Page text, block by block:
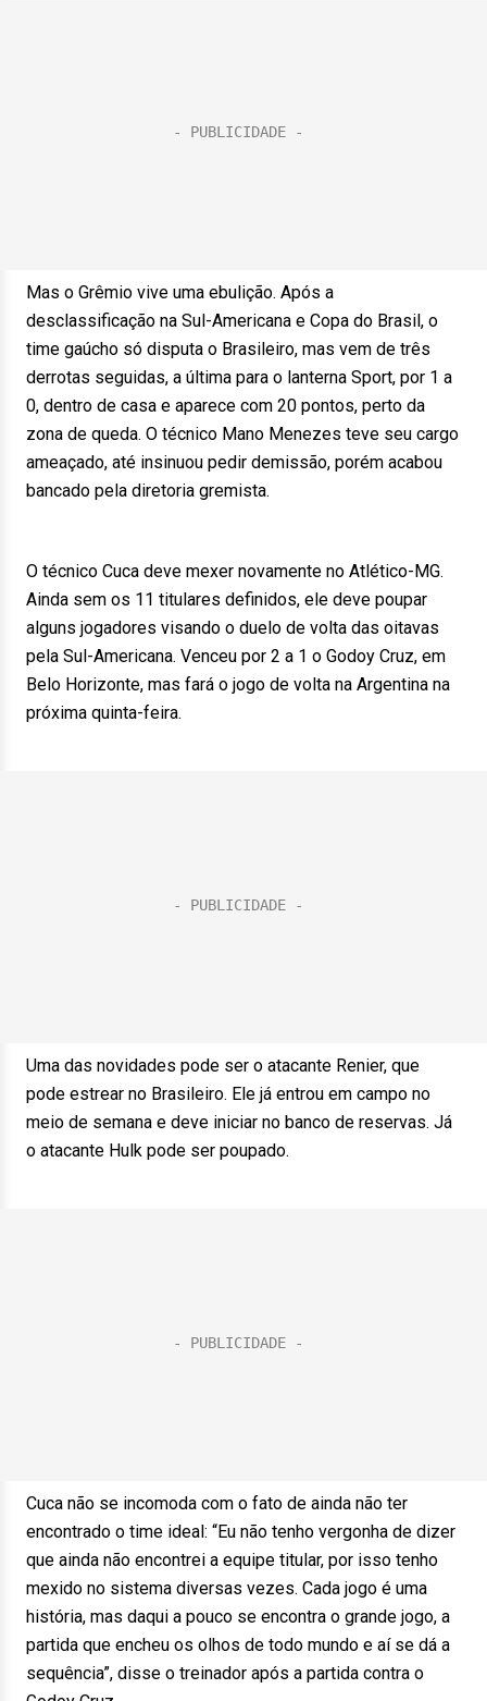
Mas o Grêmio vive uma ebulição. Após a
desclassificação na Sul-Americana e Copa do Brasil, o
time gaúcho só disputa o Brasileiro, mas vem de três
derrotas seguidas, a última para o lanterna Sport, por 1 a
0, dentro de casa e aparece com 20 pontos, perto da
zona de queda. O técnico Mano Menezes teve seu cargo
ameaçado, até insinuou pedir demissão, porém acabou
bancado pela diretoria gremista.
O técnico Cuca deve mexer novamente no Atlético-MG.
Ainda sem os 11 titulares definidos, ele deve poupar
alguns jogadores visando o duelo de volta das oitavas
pela Sul-Americana. Venceu por 2 a 1 o Godoy Cruz, em
Belo Horizonte, mas fará o jogo de volta na Argentina na
próxima quinta-feira.
Uma das novidades pode ser o atacante Renier, que
pode estrear no Brasileiro. Ele já entrou em campo no
meio de semana e deve iniciar no banco de reservas. Já
o atacante Hulk pode ser poupado.
Cuca não se incomoda com o fato de ainda não ter
encontrado o time ideal: “Eu não tenho vergonha de dizer
que ainda não encontrei a equipe titular, por isso tenho
mexido no sistema diversas vezes. Cada jogo é uma
história, mas daqui a pouco se encontra o grande jogo, a
partida que encheu os olhos de todo mundo e aí se dá a
sequência”, disse o treinador após a partida contra o